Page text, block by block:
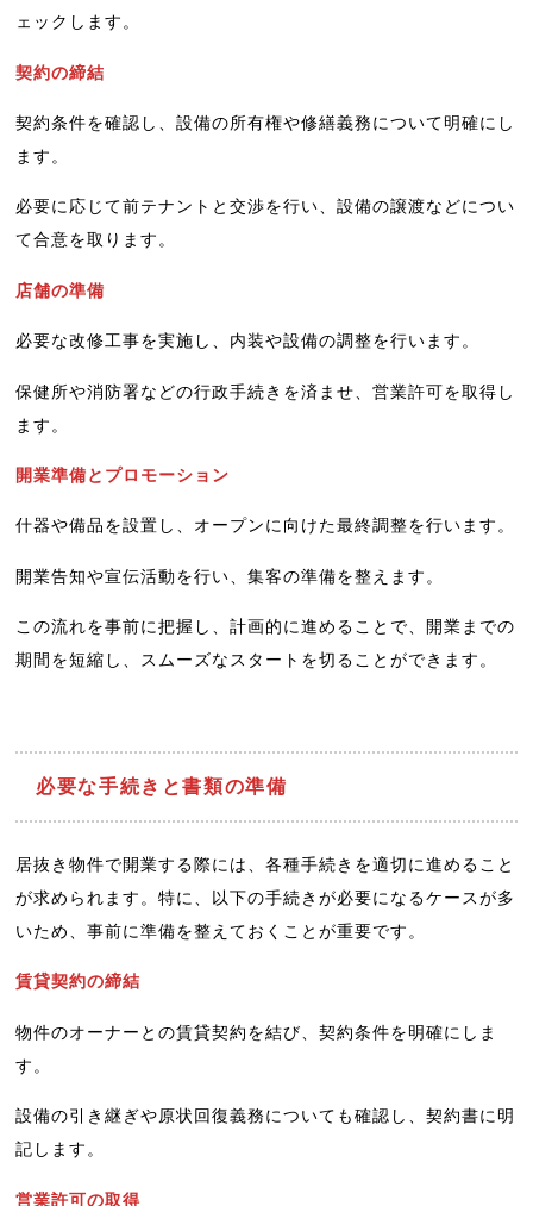
ェックします。
契約の締結
契約条件を確認し、設備の所有権や修繕義務について明確にし
ます。
必要に応じて前テナントと交渉を行い、設備の譲渡などについ
て合意を取ります。
店舗の準備
必要な改修工事を実施し、内装や設備の調整を行います。
保健所や消防署などの行政手続きを済ませ、営業許可を取得し
ます。
開業準備とプロモーション
什器や備品を設置し、オープンに向けた最終調整を行います。
開業告知や宣伝活動を行い、集客の準備を整えます。
この流れを事前に把握し、計画的に進めることで、開業までの
期間を短縮し、スムーズなスタートを切ることができます。
必要な手続きと書類の準備
居抜き物件で開業する際には、各種手続きを適切に進めること
が求められます。特に、以下の手続きが必要になるケースが多
いため、事前に準備を整えておくことが重要です。
賃貸契約の締結
物件のオーナーとの賃貸契約を結び、契約条件を明確にしま
す。
設備の引き継ぎや原状回復義務についても確認し、契約書に明
記します。
営業許可の取得